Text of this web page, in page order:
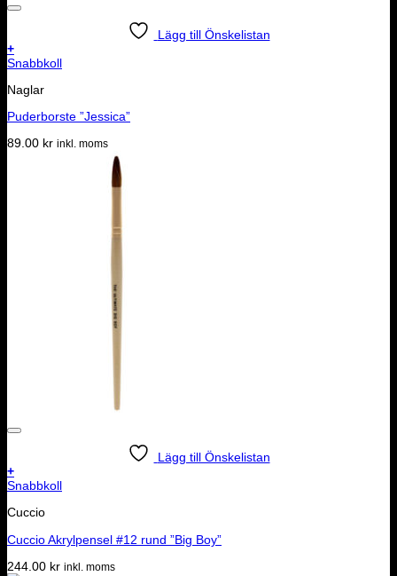
Lägg till Önskelistan
+
Snabbkoll
Naglar
Puderborste ”Jessica”
89.00 kr inkl. moms
Lägg till Önskelistan
+
Snabbkoll
Cuccio
Cuccio Akrylpensel #12 rund ”Big Boy”
244.00 kr inkl. moms